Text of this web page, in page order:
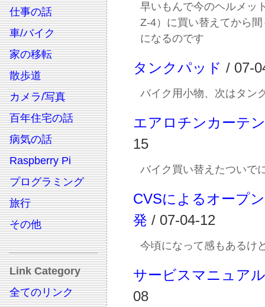
仕事の話
車/バイク
家の移転
散歩道
カメラ/写真
百年住宅の話
病気の話
Raspberry Pi
プログラミング
旅行
その他
Link Category
全てのリンク
早いもんで今のヘルメッ
Z-4）に買い替えてから
になるのです
タンクパッド / 07-
バイク用小物、次はタン
エアロチンカーテン
15
バイク買い替えたついで
CVSによるオープ
発 / 07-04-12
今頃になって感もあるけ
サービスマニュアル
08